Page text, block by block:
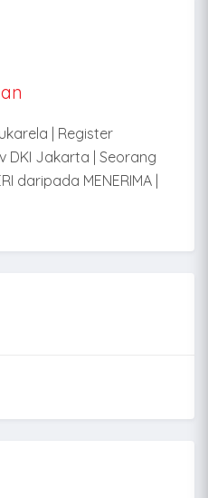
| Register
DKI Jakarta | Seorang
daripada MENERIMA |